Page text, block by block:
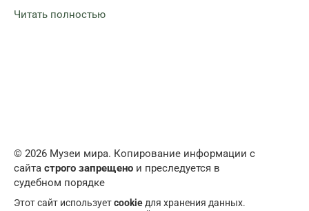
Читать полностью
© 2026 Музеи мира. Копирование информации с
сайта строго запрещено и преследуется в
судебном порядке
Этот сайт используетcookie для хранения данных.